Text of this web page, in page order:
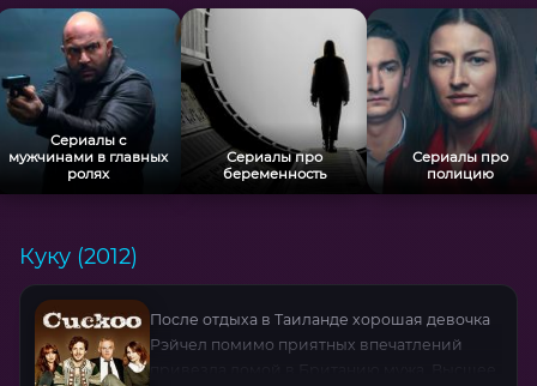
Сериалы с
мужчинами в главных
ролях
Сериалы про
беременность
Сериалы про
полицию
Куку (2012)
После отдыха в Таиланде хорошая девочка
Рэйчел помимо приятных впечатлений